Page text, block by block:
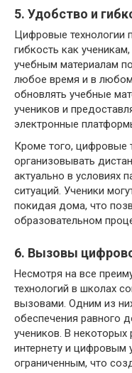
5. Удобство и
Цифровые технологии
гибкость как
учебным материалам
любое время и в любом
обновлять учебные
учеников и
электронные
Кроме того, цифровые
организовывать
актуально в условиях
ситуаций. Ученики
покидая дома, что
образовательном
6. Вызовы
Несмотря на все
технологий в школах
вызовами. Одним из
обеспечения равного
учеников. В некоторых
интернету и цифровым
ограниченным, что